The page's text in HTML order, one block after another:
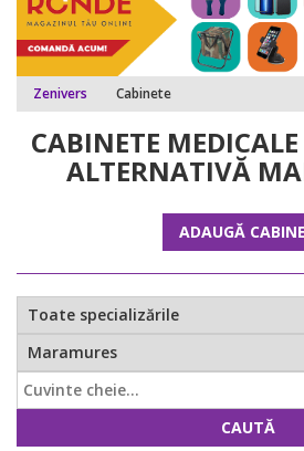
Zenivers Cabinete
CABINETE
ALTERNATIVĂ
ADAUGĂ
CAUTĂ